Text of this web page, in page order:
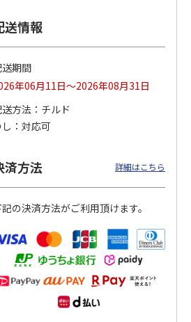
【冷凍】三國シェフ
推奨 2種のブリュレ
6個セット(クレー…
4,320円
＜お中元＞＜ねんり
ん家＞夏限定 ひと
くちバーム詰合せ
3,980円
(送料・税込)
送情報
期間
年06月11日～2026年08月31日
方法
チルド
対応可
済方法 詳細はこちら
の決済方法がご利用頂けます。